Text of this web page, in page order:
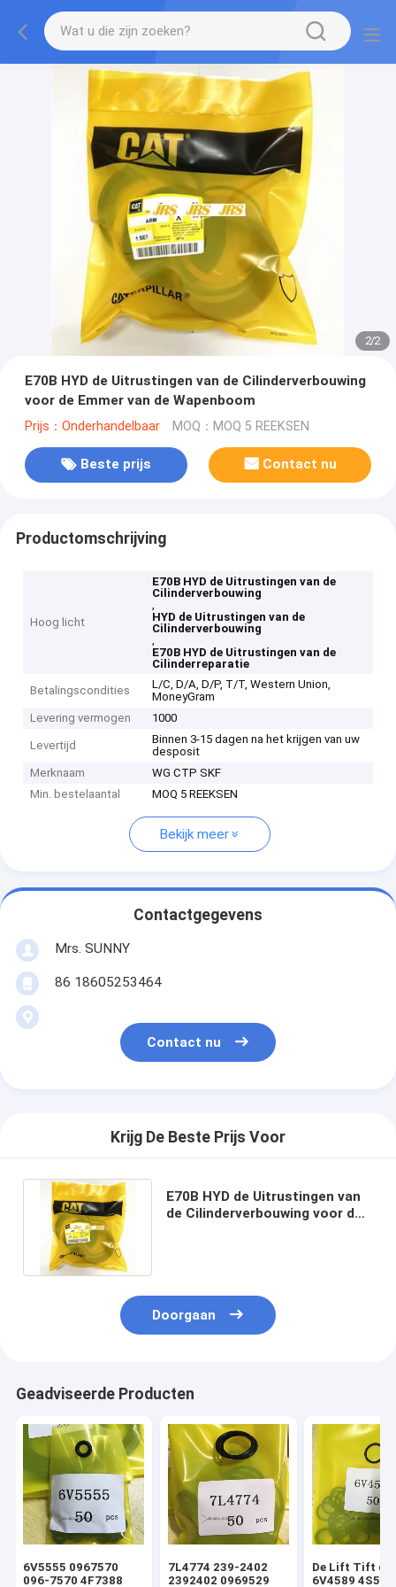
2/2
E70B HYD de Uitrustingen van de Cilinderverbouwing
voor de Emmer van de Wapenboom
Prijs：Onderhandelbaar MOQ：MOQ 5 REEKSEN
Beste prijs Contact nu
Productomschrijving
Hoog licht
E70B HYD de Uitrustingen van de
Cilinderverbouwing
,
HYD de Uitrustingen van de
Cilinderverbouwing
,
E70B HYD de Uitrustingen van de
Cilinderreparatie
Betalingscondities
L/C, D/A, D/P, T/T, Western Union,
MoneyGram
Levering vermogen
1000
Levertijd
Binnen 3-15 dagen na het krijgen van uw
desposit
Merknaam
WG CTP SKF
Min. bestelaantal
MOQ 5 REEKSEN
Bekijk meer
Contactgegevens
Mrs. SUNNY
86 18605253464
Contact nu
Krijg De Beste Prijs Voor
E70B HYD de Uitrustingen van
de Cilinderverbouwing voor de
Doorgaan
Geadviseerde Producten
6V5555 0967570
096-7570 4F7388
7L4774 239-2402
2392402 0969529
De Lift Tift die
6V4589